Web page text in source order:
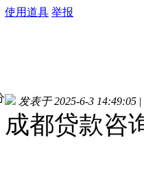
使用道具 举报
发表于 2025-6-3 14:49:05 |
成都贷款咨